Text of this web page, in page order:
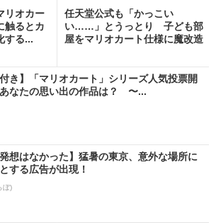
リオカー
触るとカ
する...
任天堂公式も「かっこい
い……」とうっとり 子ども部
屋をマリオカート仕様に魔改造
付き】「マリオカート」シリーズ人気投票開
なたの思い出の作品は？ 〜...
発想はなかった】猛暑の東京、意外な場所に
する広告が出現！
ぼ)